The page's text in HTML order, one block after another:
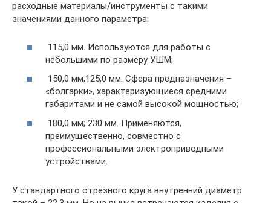
расходные материалы/инструменты с такими
значениями данного параметра:
115,0 мм. Используются для работы с
небольшими по размеру УШМ;
150,0 мм;125,0 мм. Сфера предназначения –
«болгарки», характеризующиеся средними
габаритами и не самой высокой мощностью;
180,0 мм; 230 мм. Применяются,
преимущественно, совместно с
профессиональными электроприводными
устройствами.
У стандартного отрезного круга внутренний диаметр